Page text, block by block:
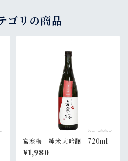
ゴリの商品
宮寒梅 純米大吟醸 720ml
¥1,980